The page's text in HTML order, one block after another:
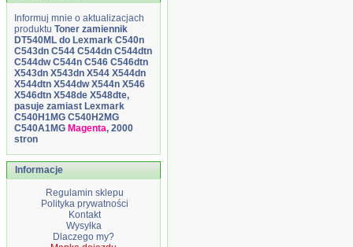
Informuj mnie o aktualizacjach
produktu Toner zamiennik
DT540ML do Lexmark C540n
C543dn C544 C544dn C544dtn
C544dw C544n C546 C546dtn
X543dn X543dn X544 X544dn
X544dtn X544dw X544n X546
X546dtn X548de X548dte,
pasuje zamiast Lexmark
C540H1MG C540H2MG
C540A1MG Magenta, 2000
stron
Informacje
Regulamin sklepu
Polityka prywatności
Kontakt
Wysyłka
Dlaczego my?